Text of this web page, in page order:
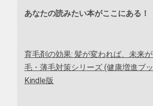
あなたの読みたい本がここにある！
育毛剤の効果: 髪が変われば、未来
毛・薄毛対策シリーズ (健康増進ブ
Kindle版